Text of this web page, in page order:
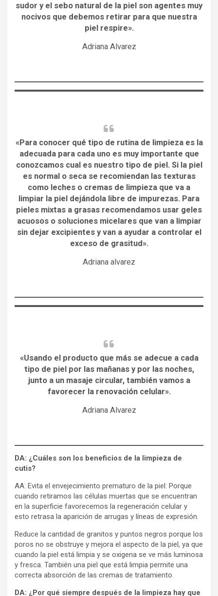
sudor y el sebo natural de la piel son agentes muy
nocivos que debemos retirar para que nuestra
piel respire».
Adriana Alvarez
«Para conocer qué tipo de rutina de limpieza es la
adecuada para cada uno es muy importante que
conozcamos cual es nuestro tipo de piel. Si la piel
es normal o seca se recomiendan las texturas
como leches o cremas de limpieza que va a
limpiar la piel dejándola libre de impurezas. Para
pieles mixtas a grasas recomendamos usar geles
acuosos o soluciones micelares que van a limpiar
sin dejar excipientes y van a ayudar a controlar el
exceso de grasitud».
Adriana alvarez
«Usando el producto que más se adecue a cada
tipo de piel por las mañanas y por las noches,
junto a un masaje circular, también vamos a
favorecer la renovación celular».
Adriana Alvarez
DA: ¿Cuáles son los beneficios de la limpieza de
cutis?
AA: Evita el envejecimiento prematuro de la piel: Porque
cuando retiramos las células muertas que se encuentran
en la superficie favorecemos la regeneración celular y
esto retrasa la aparición de arrugas y líneas de expresión.
Reduce la cantidad de granitos y puntos negros porque los
poros no se obstruye y mejora el aspecto de la piel, ya que
cuando la piel está limpia y se oxigena se ve más luminosa
y fresca. También una piel que está limpia permite una
correcta absorción de las cremas de tratamiento.
DA: ¿Por qué siempre después de la limpieza hay que